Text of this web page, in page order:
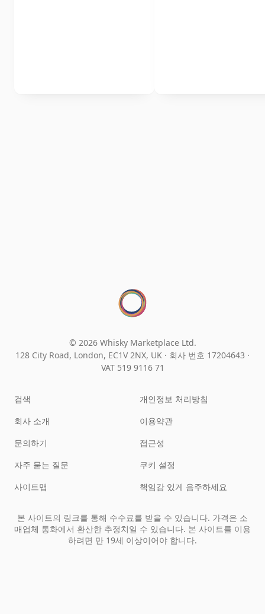
© 2026 Whisky Marketplace Ltd.
128 City Road, London, EC1V 2NX, UK · 회사 번호 17204643 ·
VAT 519 9116 71
검색
회사 소개
문의하기
자주 묻는 질문
사이트맵
개인정보 처리방침
이용약관
접근성
쿠키 설정
책임감 있게 음주하세요
본 사이트의 링크를 통해 수수료를 받을 수 있습니다. 가격은 소
매업체 통화에서 환산한 추정치일 수 있습니다. 본 사이트를 이용
하려면 만 19세 이상이어야 합니다.